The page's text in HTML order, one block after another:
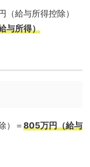
給与所得控除）
与所得）
）＝805万円（給与